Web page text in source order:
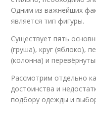
Одним из важнейших
является тип фигуры.
Существует пять
(груша), круг (яблоко),
(колонна) и
Рассмотрим отдельно
достоинства и
подбору одежды и